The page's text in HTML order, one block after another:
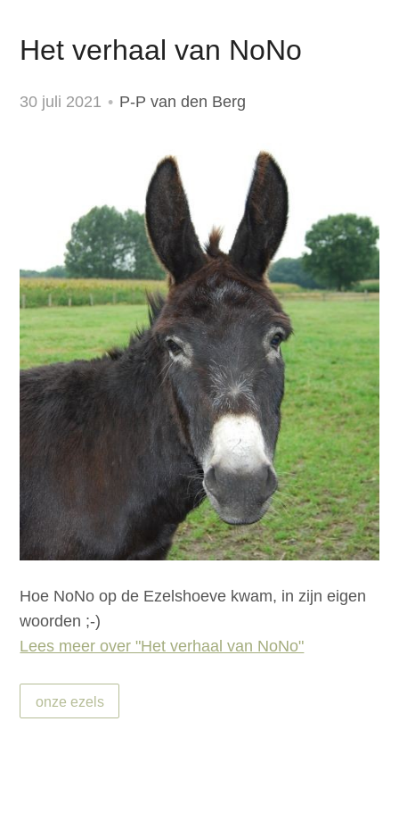
Het verhaal van NoNo
30 juli 2021 P-P van den Berg
Hoe NoNo op de Ezelshoeve kwam, in zijn eigen
woorden ;-)
Lees meer over "Het verhaal van NoNo"
onze ezels